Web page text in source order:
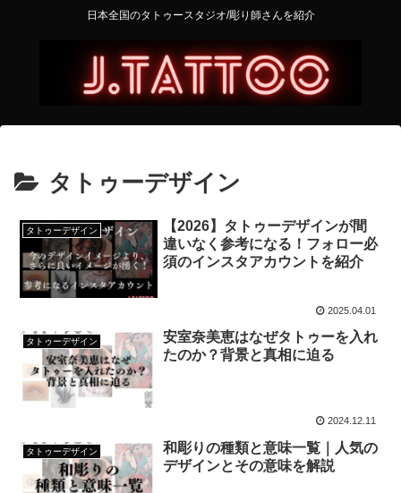
日本全国のタトゥースタジオ/彫り師さんを紹介
タトゥーデザイン
タトゥーデザイン
【2026】タトゥーデザインが間
違いなく参考になる！フォロー必
須のインスタアカウントを紹介
2025.04.01
タトゥーデザイン
安室奈美恵はなぜタトゥーを入れ
たのか？背景と真相に迫る
2024.12.11
タトゥーデザイン
和彫りの種類と意味一覧｜人気の
デザインとその意味を解説